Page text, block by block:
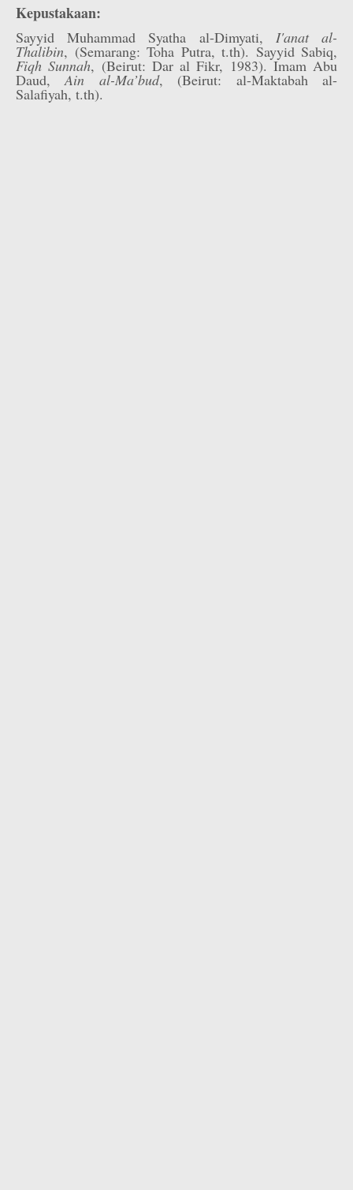
Kepustakaan:
Sayyid Muhammad Syatha al-Dimyati, I'anat al-
Thalibin, (Semarang: Toha Putra, t.th). Sayyid Sabiq,
Fiqh Sunnah, (Beirut: Dar al Fikr, 1983). Imam Abu
Daud,Ain al-Ma’bud, (Beirut: al-Maktabah al-
Salafiyah, t.th).